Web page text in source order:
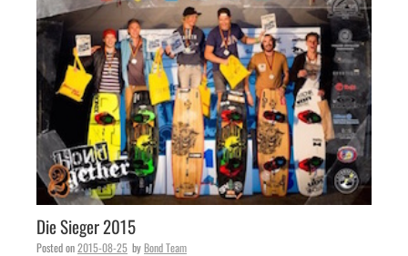
Die Sieger 2015
Posted on2015-08-25 byBond Team